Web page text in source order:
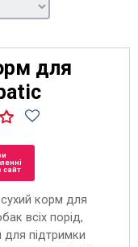
для
сайт
сухий корм для
всіх порід,
для підтримки